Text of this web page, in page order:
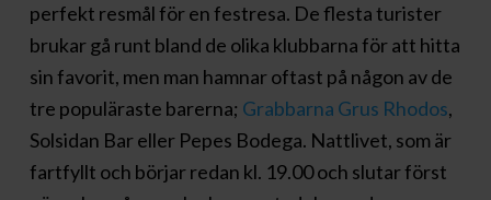
perfekt resmål för en festresa. De flesta turister
brukar gå runt bland de olika klubbarna för att hitta
sin favorit, men man hamnar oftast på någon av de
tre populäraste barerna; Grabbarna Grus Rhodos,
Solsidan Bar eller Pepes Bodega. Nattlivet, som är
fartfyllt och börjar redan kl. 19.00 och slutar först